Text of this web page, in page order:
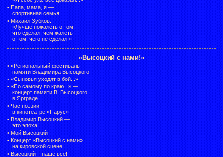
• Папа, мама, я —
спортивная семья
• Михаил Зубков:
«Лучше пожалеть о том,
что сделал, чем жалеть
о том, чего не сделал!»
«Высоцкий с нами!»
• «Региональный фестиваль
памяти Владимира Высоцкого
• «Сыновья уходят в бой...»
• «По самому по краю...» —
концерт памяти В. Высоцкого
в Ярграде
• Час поэзии
в кинотеатре «Парус»
• Владимир Высоцкий —
это эпоха!
• Мой Высоцкий
• Концерт «Высоцкий с нами»
на кировской сцене
• Высоцкий – наше всё!